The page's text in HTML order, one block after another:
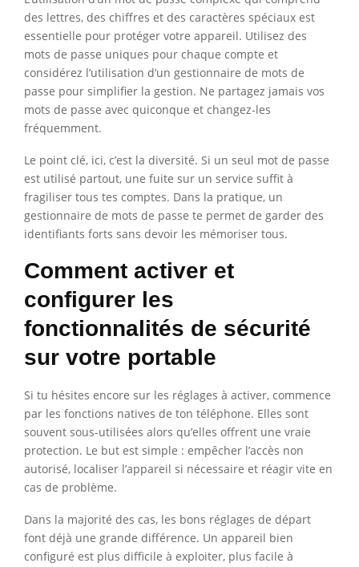
des lettres, des chiffres et des caractères spéciaux est
essentielle pour protéger votre appareil. Utilisez des
mots de passe uniques pour chaque compte et
considérez l’utilisation d’un gestionnaire de mots de
passe pour simplifier la gestion. Ne partagez jamais vos
mots de passe avec quiconque et changez-les
fréquemment.
Le point clé, ici, c’est la diversité. Si un seul mot de passe
est utilisé partout, une fuite sur un service suffit à
fragiliser tous tes comptes. Dans la pratique, un
gestionnaire de mots de passe te permet de garder des
identifiants forts sans devoir les mémoriser tous.
Comment activer et
configurer les
fonctionnalités de sécurité
sur votre portable
Si tu hésites encore sur les réglages à activer, commence
par les fonctions natives de ton téléphone. Elles sont
souvent sous-utilisées alors qu’elles offrent une vraie
protection. Le but est simple : empêcher l’accès non
autorisé, localiser l’appareil si nécessaire et réagir vite en
cas de problème.
Dans la majorité des cas, les bons réglages de départ
font déjà une grande différence. Un appareil bien
configuré est plus difficile à exploiter, plus facile à